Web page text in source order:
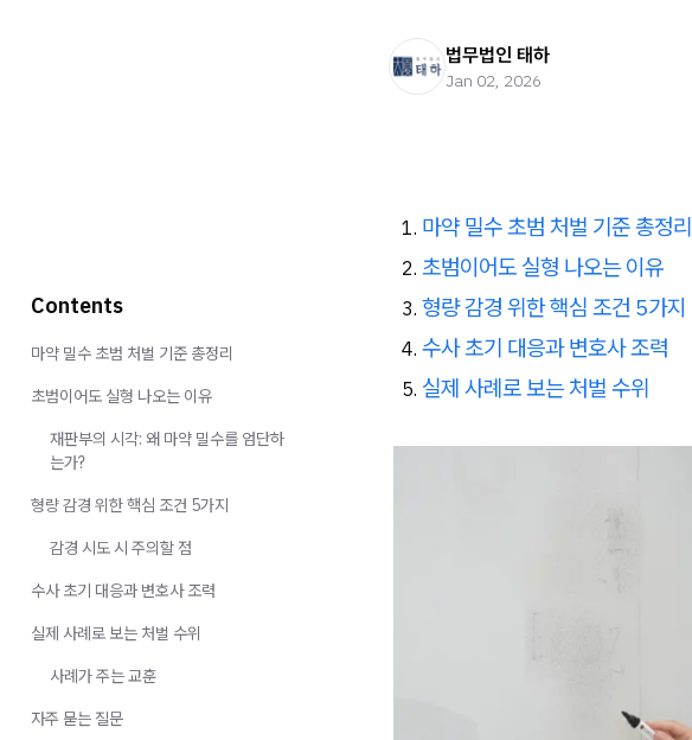
법무법인 태하
Jan 02, 2026
마약 밀수 초범 처벌 기준 총정리
초범이어도 실형 나오는 이유
형량 감경 위한 핵심 조건 5가지
수사 초기 대응과 변호사 조력
실제 사례로 보는 처벌 수위
Contents
마약 밀수 초범 처벌 기준 총정리
초범이어도 실형 나오는 이유
재판부의 시각: 왜 마약 밀수를 엄단하
는가?
형량 감경 위한 핵심 조건 5가지
감경 시도 시 주의할 점
수사 초기 대응과 변호사 조력
실제 사례로 보는 처벌 수위
사례가 주는 교훈
자주 묻는 질문